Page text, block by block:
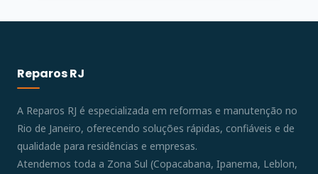
Reparos RJ
A Reparos RJ é especializada em reformas e manutenção no
Rio de Janeiro, oferecendo soluções rápidas, confiáveis e de
qualidade para residências e empresas.
Atendemos toda a Zona Sul (Copacabana, Ipanema, Leblon,